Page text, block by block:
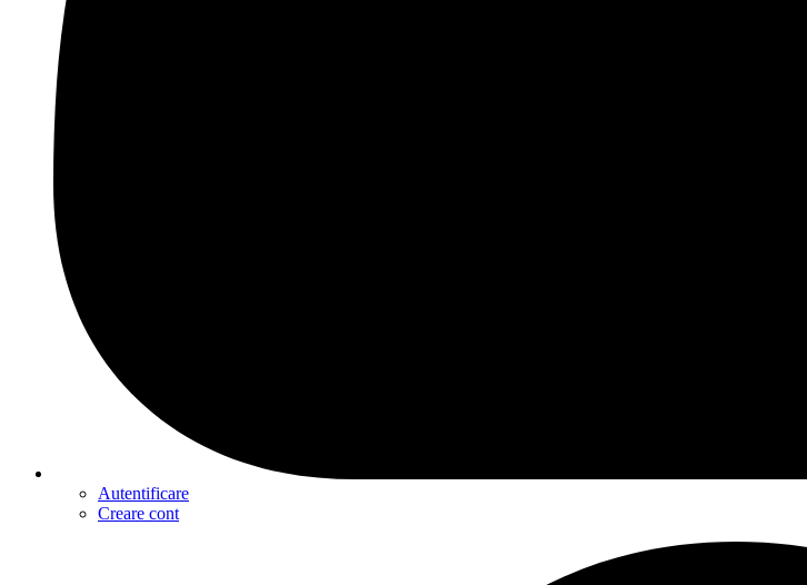
Autentificare
Creare cont